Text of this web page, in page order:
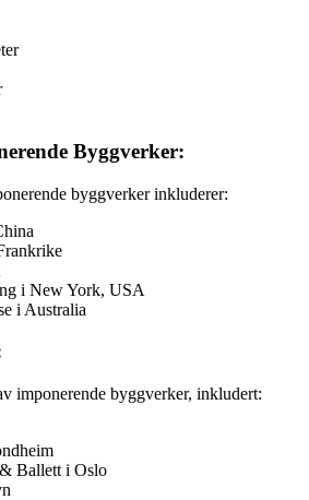
Byggverker:
byggverker inkluderer:
i New York, USA
i Australia
imponerende byggverker, inkludert:
Ballett i Oslo